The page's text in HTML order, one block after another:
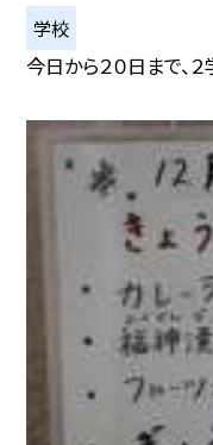
学校
今日から２０日まで、